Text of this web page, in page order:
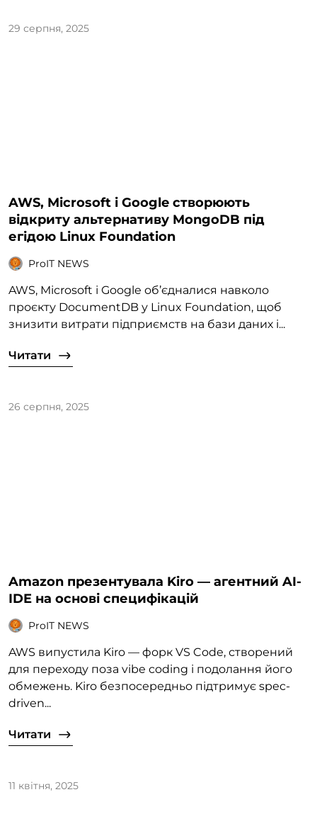
29 серпня, 2025
AWS, Microsoft і Google створюють
відкриту альтернативу MongoDB під
егідою Linux Foundation
ProIT NEWS
AWS, Microsoft і Google об’єдналися навколо
проєкту DocumentDB у Linux Foundation, щоб
знизити витрати підприємств на бази даних і...
Читати
26 серпня, 2025
Amazon презентувала Kiro — агентний AI-
IDE на основі специфікацій
ProIT NEWS
AWS випустила Kiro — форк VS Code, створений
для переходу поза vibe coding і подолання його
обмежень. Kiro безпосередньо підтримує spec-
driven...
Читати
11 квітня, 2025